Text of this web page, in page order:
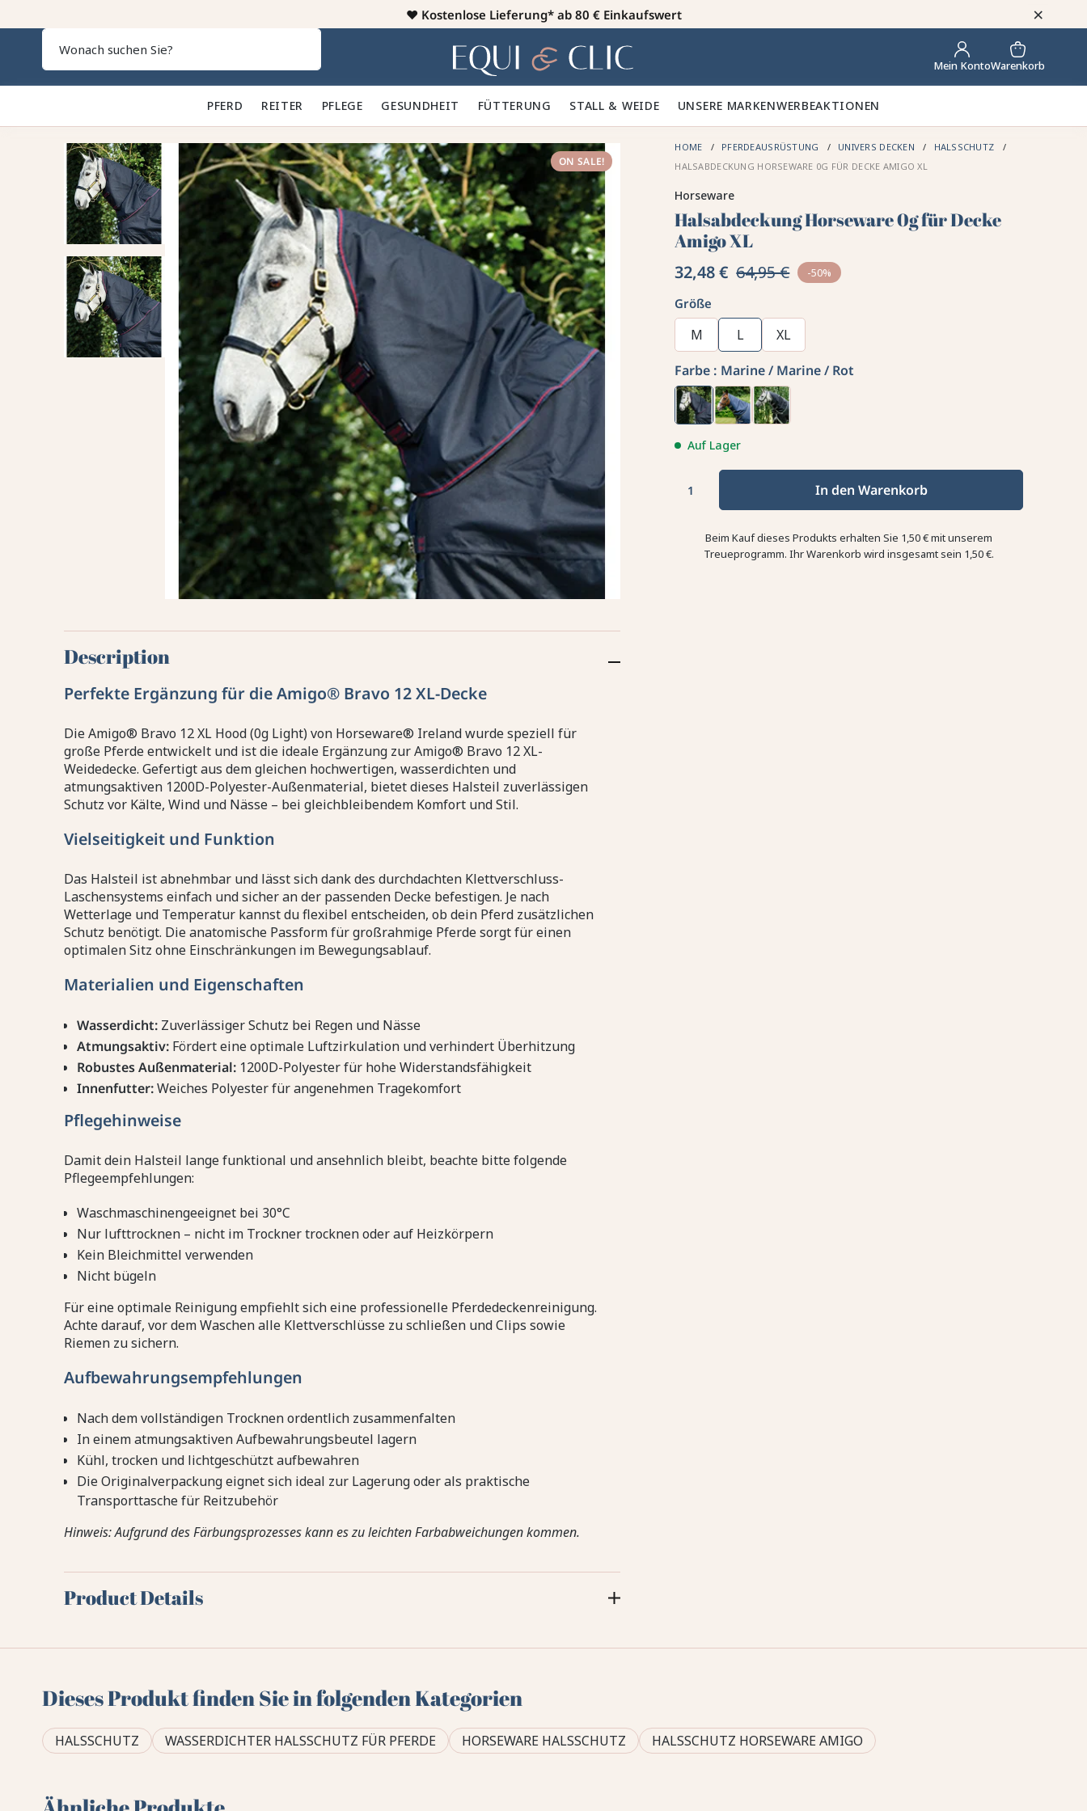
♥️ Kostenlose Lieferung* ab 80 € Einkaufswert ×
Heim Mein KontoWarenkorb
PFERD 🐎 REITER 👕 PFLEGE 🪮 GESUNDHEIT ✨ FÜTTERUNG 🥕 STALL & WEIDE 🍃 UNSERE MARKENWERBEAKTIONEN
ON SALE!
HOME PFERDEAUSRÜSTUNG UNIVERS DECKEN
HALSSCHUTZ
HALSABDECKUNG HORSEWARE 0G FÜR DECKE AMIGO XL
Horseware
Halsabdeckung Horseware 0g für Decke
Amigo XL
32,48 € 64,95 € -50%
Größe
M L
XL
Farbe : Marine / Marine / Rot
Auf Lager
In den Warenkorb
Beim Kauf dieses Produkts erhalten Sie 1,50 €mit unserem
Treueprogramm. Ihr Warenkorb wird insgesamt sein 1,50 €.
Description
Perfekte Ergänzung für die Amigo® Bravo 12 XL-Decke
Die Amigo® Bravo 12 XL Hood (0g Light) von Horseware® Ireland wurde speziell für
große Pferde entwickelt und ist die ideale Ergänzung zur Amigo® Bravo 12 XL-
Weidedecke. Gefertigt aus dem gleichen hochwertigen, wasserdichten und
atmungsaktiven 1200D-Polyester-Außenmaterial, bietet dieses Halsteil zuverlässigen
Schutz vor Kälte, Wind und Nässe – bei gleichbleibendem Komfort und Stil.
Vielseitigkeit und Funktion
Das Halsteil ist abnehmbar und lässt sich dank des durchdachten Klettverschluss-
Laschensystems einfach und sicher an der passenden Decke befestigen. Je nach
Wetterlage und Temperatur kannst du flexibel entscheiden, ob dein Pferd zusätzlichen
Schutz benötigt. Die anatomische Passform für großrahmige Pferde sorgt für einen
optimalen Sitz ohne Einschränkungen im Bewegungsablauf.
Materialien und Eigenschaften
Wasserdicht:Zuverlässiger Schutz bei Regen und Nässe
Atmungsaktiv:Fördert eine optimale Luftzirkulation und verhindert Überhitzung
Robustes Außenmaterial:1200D-Polyester für hohe Widerstandsfähigkeit
Innenfutter:Weiches Polyester für angenehmen Tragekomfort
Pflegehinweise
Damit dein Halsteil lange funktional und ansehnlich bleibt, beachte bitte folgende
Pflegeempfehlungen:
Waschmaschinengeeignet bei 30°C
Nur lufttrocknen – nicht im Trockner trocknen oder auf Heizkörpern
Kein Bleichmittel verwenden
Nicht bügeln
Für eine optimale Reinigung empfiehlt sich eine professionelle Pferdedeckenreinigung.
Achte darauf, vor dem Waschen alle Klettverschlüsse zu schließen und Clips sowie
Riemen zu sichern.
Aufbewahrungsempfehlungen
Nach dem vollständigen Trocknen ordentlich zusammenfalten
In einem atmungsaktiven Aufbewahrungsbeutel lagern
Kühl, trocken und lichtgeschützt aufbewahren
Die Originalverpackung eignet sich ideal zur Lagerung oder als praktische
Transporttasche für Reitzubehör
Hinweis: Aufgrund des Färbungsprozesses kann es zu leichten Farbabweichungen kommen.
Product Details
Dieses Produkt finden Sie in folgenden Kategorien
HALSSCHUTZ WASSERDICHTER HALSSCHUTZ FÜR PFERDE HORSEWARE HALSSCHUTZ HALSSCHUTZ HORSEWARE AMIGO